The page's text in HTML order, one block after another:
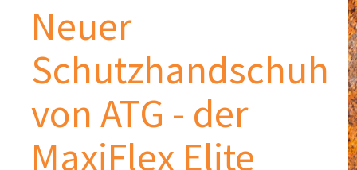
Neuer
Schutzhandschuh
von ATG - der
MaxiFlex Elite